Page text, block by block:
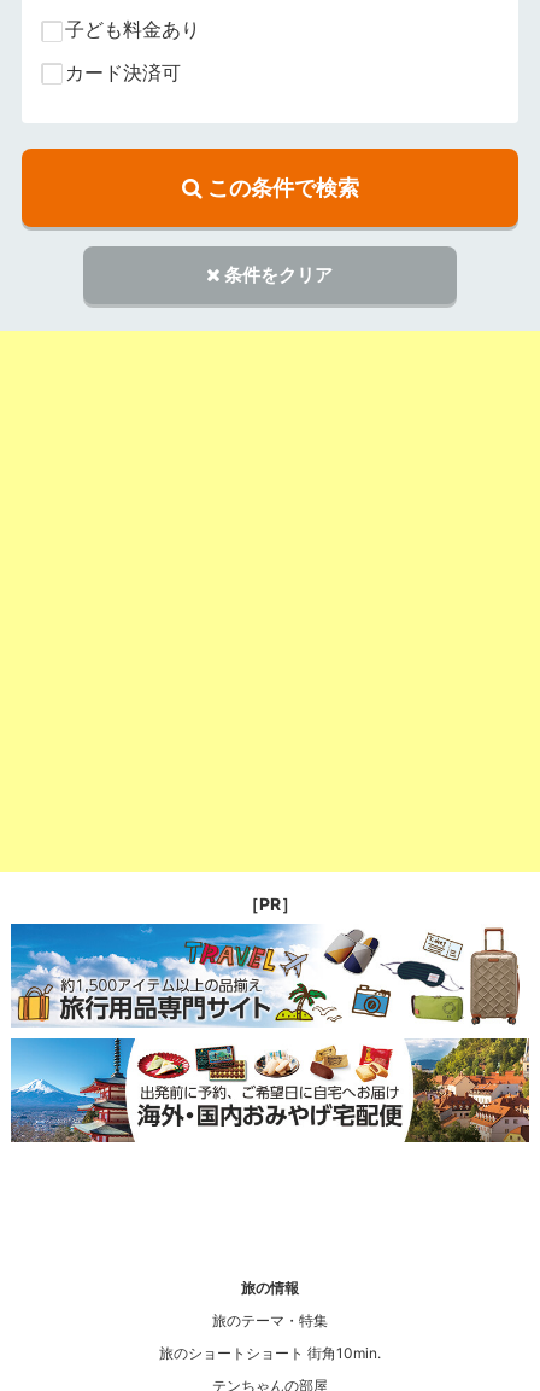
子ども料金あり
カード決済可
この条件で検索
条件をクリア
［PR］
旅の情報
旅のテーマ・特集
旅のショートショート 街角10min.
テンちゃんの部屋